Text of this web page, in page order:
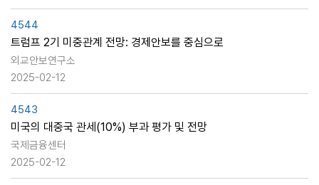
4544
트럼프 2기 미중관계 전망: 경제안보를 중심으로
외교안보연구소
2025-02-12
4543
미국의 대중국 관세(10%) 부과 평가 및 전망
국제금융센터
2025-02-12